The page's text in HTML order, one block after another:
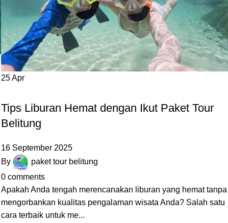
25Apr
Tips Liburan Hemat dengan Ikut Paket Tour
Belitung
16 September 2025
By
paket tour belitung
0 comments
Apakah Anda tengah merencanakan liburan yang hemat tanpa
mengorbankan kualitas pengalaman wisata Anda? Salah satu
cara terbaik untuk me...